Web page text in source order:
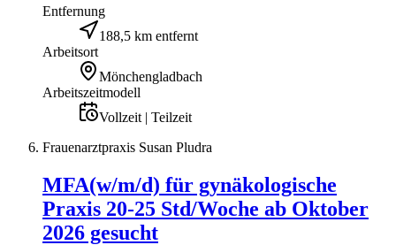
Entfernung
188,5 km entfernt
Arbeitsort
Mönchengladbach
Arbeitszeitmodell
Vollzeit | Teilzeit
Frauenarztpraxis Susan Pludra
MFA(w/m/d) für gynäkologische
Praxis 20-25 Std/Woche ab Oktober
2026 gesucht